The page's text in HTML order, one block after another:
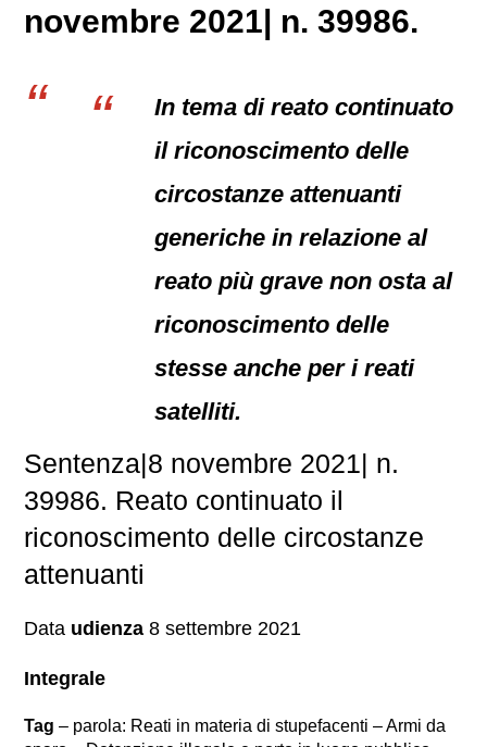
novembre 2021| n. 39986.
In tema di reato continuato
il riconoscimento delle
circostanze attenuanti
generiche in relazione al
reato più grave non osta al
riconoscimento delle
stesse anche per i reati
satelliti.
Sentenza|8 novembre 2021| n.
39986. Reato continuato il
riconoscimento delle circostanze
attenuanti
Data udienza 8 settembre 2021
Integrale
Tag – parola: Reati in materia di stupefacenti – Armi da